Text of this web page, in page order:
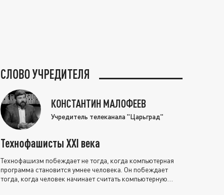
СЛОВО УЧРЕДИТЕЛЯ
КОНСТАНТИН МАЛОФЕЕВ
Учредитель телеканала "Царьград"
Технофашисты XXI века
Технофашизм побеждает не тогда, когда компьютерная
программа становится умнее человека. Он побеждает
тогда, когда человек начинает считать компьютерную